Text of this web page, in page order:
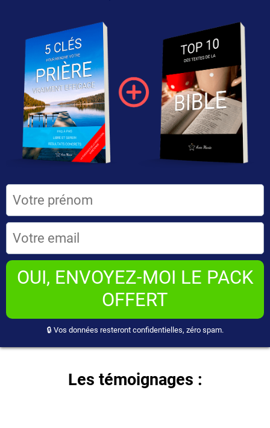
OUI, ENVOYEZ-MOI LE PACK
OFFERT
🔒 Vos données resteront confidentielles, zéro spam.
Les témoignages :